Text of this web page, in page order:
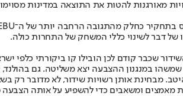
מאורגנות להטות את התוצאה במדינות
של דבר לשינוי כללי המשחק של התחרות כולה.
שכבר קודם לכן הובילו קו ביקורתי כלפי
שמשהו במנגנון ההצבעה יצא משליטה. גם
מאמצים ומשאבים כדי להשפיע על אותה הצבעה